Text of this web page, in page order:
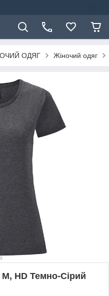
ОДЯГ Жіночий одяг
HD Темно-Сірий